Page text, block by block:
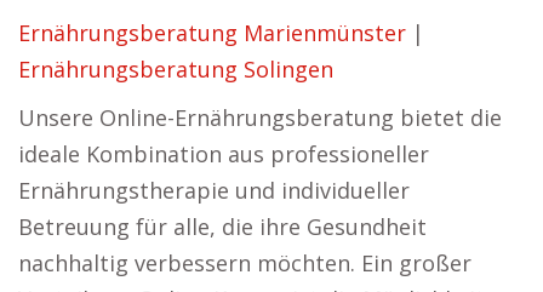
Ernährungsberatung Marienmünster |
Ernährungsberatung Solingen
Unsere Online-Ernährungsberatung bietet die
ideale Kombination aus professioneller
Ernährungstherapie und individueller
Betreuung für alle, die ihre Gesundheit
nachhaltig verbessern möchten. Ein großer